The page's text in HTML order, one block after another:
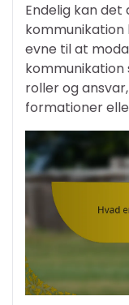
Endelig kan
kommunikation
evne til at
kommunikation
roller og
formationer